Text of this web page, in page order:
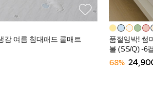
감 여름 침대패드 쿨매트
품절임박! 썸
불 (SS/Q) -6
68%